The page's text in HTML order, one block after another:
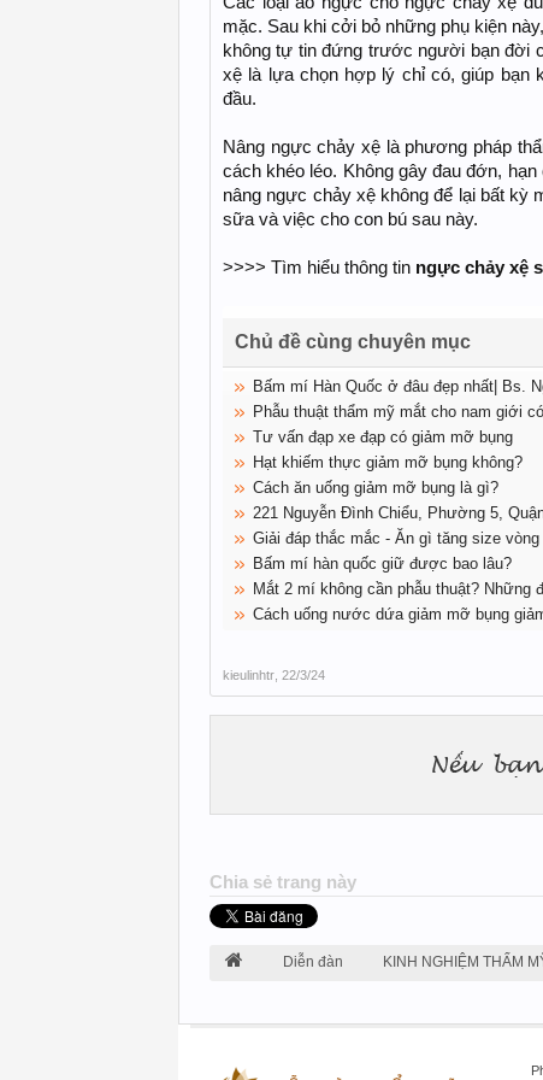
mặc. Sau khi cởi bỏ những phụ kiện
không tự tin đứng trước người bạn đời
xệ là lựa chọn hợp lý chỉ có, giúp bạn
đầu.
Nâng ngực chảy xệ là phương pháp
cách khéo léo. Không gây đau đớn,
nâng ngực chảy xệ không để lại bất kỳ
sữa và việc cho con bú sau này.
>>>> Tìm hiểu thông tin ngực chảy xệ
Chủ đề cùng chuyên mục
Bấm mí Hàn Quốc ở đâu đẹp nhất| Bs.
Phẫu thuật thẩm mỹ mắt cho nam giới
Tư vấn đạp xe đạp có giảm mỡ bụng
Hạt khiếm thực giảm mỡ bụng không?
Cách ăn uống giảm mỡ bụng là gì?
221 Nguyễn Đình Chiểu, Phường 5,
Giải đáp thắc mắc - Ăn gì tăng size vòng
Bấm mí hàn quốc giữ được bao lâu?
Mắt 2 mí không cần phẫu thuật? Những
Cách uống nước dứa giảm mỡ bụng
kieulinhtr 22/3/24
Chia sẻ trang này
Diễn đàn KINH NGHIỆM THẨM